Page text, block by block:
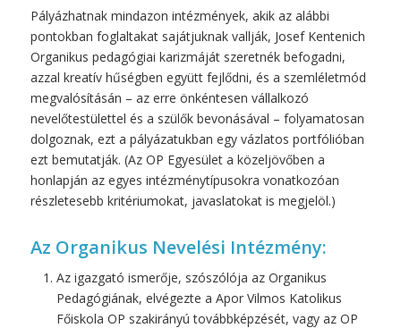
Pályázhatnak mindazon intézmények, akik az alábbi
pontokban foglaltakat sajátjuknak vallják, Josef Kentenich
Organikus pedagógiai karizmáját szeretnék befogadni,
azzal kreatív hűségben együtt fejlődni, és a szemléletmód
megvalósításán – az erre önkéntesen vállalkozó
nevelőtestülettel és a szülők bevonásával – folyamatosan
dolgoznak, ezt a pályázatukban egy vázlatos portfólióban
ezt bemutatják. (Az OP Egyesület a közeljövőben a
honlapján az egyes intézménytípusokra vonatkozóan
részletesebb kritériumokat, javaslatokat is megjelöl.)
Az Organikus Nevelési Intézmény:
Az igazgató ismerője, szószólója az Organikus
Pedagógiának, elvégezte a Apor Vilmos Katolikus
Főiskola OP szakirányú továbbképzését, vagy az OP